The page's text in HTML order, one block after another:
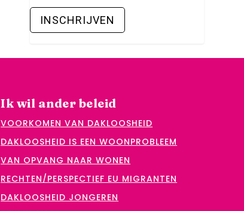
Ik wil ander beleid
VOORKOMEN VAN DAKLOOSHEID
DAKLOOSHEID IS EEN WOONPROBLEEM
VAN OPVANG NAAR WONEN
RECHTEN/PERSPECTIEF EU MIGRANTEN
DAKLOOSHEID JONGEREN